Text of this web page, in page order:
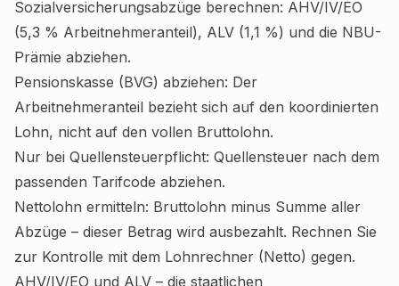
Sozialversicherungsabzüge berechnen: AHV/IV/EO
(5,3 % Arbeitnehmeranteil), ALV (1,1 %) und die NBU-
Prämie abziehen.
Pensionskasse (BVG) abziehen: Der
Arbeitnehmeranteil bezieht sich auf den koordinierten
Lohn, nicht auf den vollen Bruttolohn.
Nur bei Quellensteuerpflicht: Quellensteuer nach dem
passenden Tarifcode abziehen.
Nettolohn ermitteln: Bruttolohn minus Summe aller
Abzüge – dieser Betrag wird ausbezahlt. Rechnen Sie
zur Kontrolle mit dem Lohnrechner (Netto) gegen.
AHV/IV/EO und ALV – die staatlichen